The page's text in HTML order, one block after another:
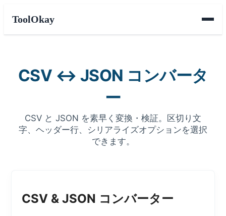
ToolOkay
CSV ↔ JSON コンバータ
ー
CSV と JSON を素早く変換・検証。区切り文
字、ヘッダー行、シリアライズオプションを選択
できます。
CSV & JSON コンバーター